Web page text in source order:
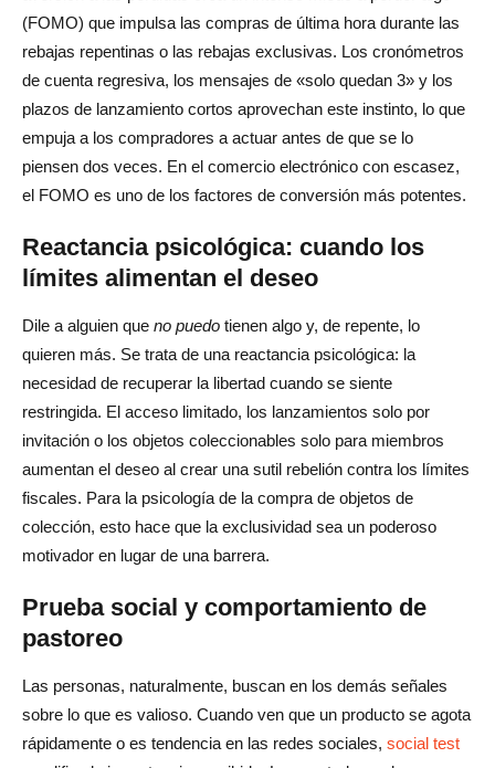
Presupueste y fije límites
Comprende las señales frente al valor real del producto
Conclusión
Preguntas frecuentes sobre la psicología de los objetos
de colección
¿Cuál es el efecto de la escasez en el comportamiento
del consumidor?
precios superiores?
¿Es ético el marketing de edición limitada?
¿Cómo pueden las marcas aprovechar la escasez sin
alejar a los clientes?
¿Cuál es la psicología detrás de la compra de artículos
de edición limitada?
¿Cuál es el propósito de los productos de edición
limitada?
(FOMO) que impulsa las compras de última hora durante las
rebajas repentinas o las rebajas exclusivas. Los cronómetros
de cuenta regresiva, los mensajes de «solo quedan 3» y los
plazos de lanzamiento cortos aprovechan este instinto, lo que
empuja a los compradores a actuar antes de que se lo
piensen dos veces. En el comercio electrónico con escasez,
el FOMO es uno de los factores de conversión más potentes.
Reactancia psicológica: cuando los
límites alimentan el deseo
Dile a alguien que no puedo tienen algo y, de repente, lo
quieren más. Se trata de una reactancia psicológica: la
necesidad de recuperar la libertad cuando se siente
restringida. El acceso limitado, los lanzamientos solo por
invitación o los objetos coleccionables solo para miembros
aumentan el deseo al crear una sutil rebelión contra los límites
fiscales. Para la psicología de la compra de objetos de
colección, esto hace que la exclusividad sea un poderoso
motivador en lugar de una barrera.
Prueba social y comportamiento de
pastoreo
Las personas, naturalmente, buscan en los demás señales
sobre lo que es valioso. Cuando ven que un producto se agota
rápidamente o es tendencia en las redes sociales, social test